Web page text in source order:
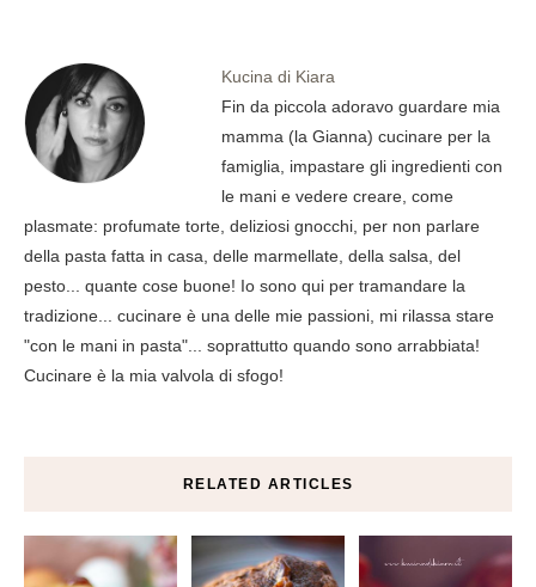
Kucina di Kiara
Fin da piccola adoravo guardare mia
mamma (la Gianna) cucinare per la
famiglia, impastare gli ingredienti con
le mani e vedere creare, come
plasmate: profumate torte, deliziosi gnocchi, per non parlare
della pasta fatta in casa, delle marmellate, della salsa, del
pesto... quante cose buone! Io sono qui per tramandare la
tradizione... cucinare è una delle mie passioni, mi rilassa stare
"con le mani in pasta"... soprattutto quando sono arrabbiata!
Cucinare è la mia valvola di sfogo!
RELATED ARTICLES